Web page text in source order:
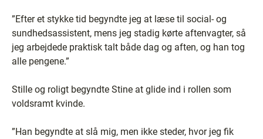
”Efter et stykke tid begyndte jeg at læse til social- og
sundhedsassistent, mens jeg stadig kørte aftenvagter, så
jeg arbejdede praktisk talt både dag og aften, og han tog
alle pengene.”
Stille og roligt begyndte Stine at glide ind i rollen som
voldsramt kvinde.
”Han begyndte at slå mig, men ikke steder, hvor jeg fik